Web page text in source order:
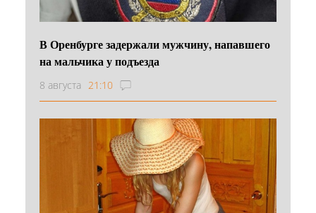
В Оренбурге задержали мужчину, напавшего
на мальчика у подъезда
8 августа 21:10